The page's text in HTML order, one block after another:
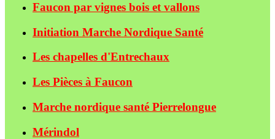
Faucon par vignes bois et vallons
Initiation Marche Nordique Santé
Les chapelles d'Entrechaux
Les Pièces à Faucon
Marche nordique santé Pierrelongue
Mérindol